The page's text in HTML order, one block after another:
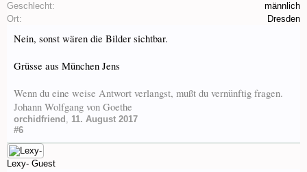
Geschlecht:
männlich
Ort:
Dresden
Nein, sonst wären die Bilder sichtbar.
Grüsse aus München Jens
Wenn du eine weise Antwort verlangst, mußt du vernünftig fragen.
Johann Wolfgang von Goethe
orchidfriend , 11. August 2017
#6
Lexy- Guest